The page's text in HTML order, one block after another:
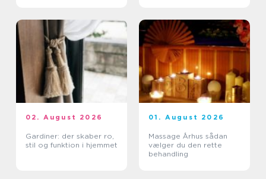
02. August 2026
Gardiner: der skaber ro,
stil og funktion i hjemmet
01. August 2026
Massage Århus sådan
vælger du den rette
behandling